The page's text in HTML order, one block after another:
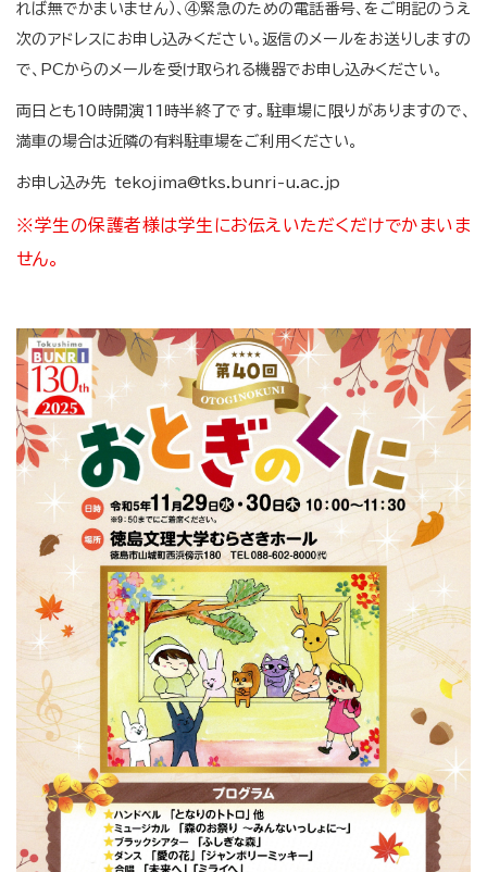
れば無でかまいません）、④緊急のための電話番号、をご明記のうえ
次のアドレスにお申し込みください。返信のメールをお送りしますの
で、PCからのメールを受け取られる機器でお申し込みください。
両日とも10時開演11時半終了です。駐車場に限りがありますので、
満車の場合は近隣の有料駐車場をご利用ください。
お申し込み先 tekojima@tks.bunri-u.ac.ｊｐ
※学生の保護者様は学生にお伝えいただくだけでかまいま
せん。